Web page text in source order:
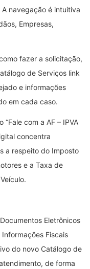
A navegação é intuitiva
Empresas,
fazer a solicitação,
de Serviços link
e informações
em cada caso.
com a AF – IPVA
concentra
a respeito do Imposto
e a Taxa de
Eletrônicos
Fiscais
do novo Catálogo de
de forma